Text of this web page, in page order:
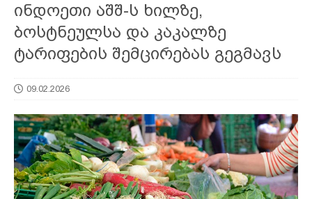
ინდოეთი აშშ-ს ხილზე,
ბოსტნეულსა და კაკალზე
ტარიფების შემცირებას გეგმავს
09.02.2026